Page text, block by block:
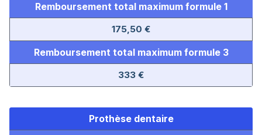
Remboursement total maximum formule 1
175,50 €
Remboursement total maximum formule 3
333 €
Prothèse dentaire